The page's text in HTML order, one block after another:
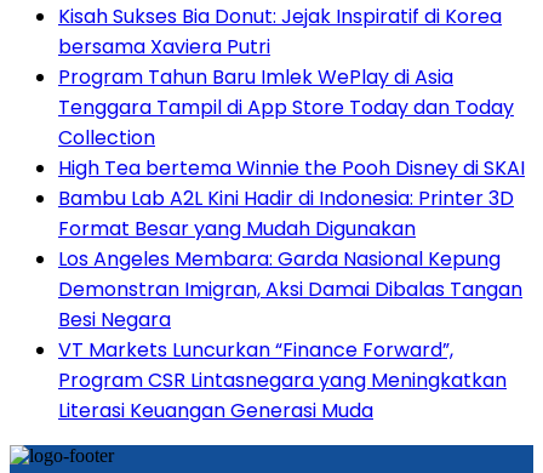
Kisah Sukses Bia Donut: Jejak Inspiratif di Korea
bersama Xaviera Putri
Program Tahun Baru Imlek WePlay di Asia
Tenggara Tampil di App Store Today dan Today
Collection
High Tea bertema Winnie the Pooh Disney di SKAI
Bambu Lab A2L Kini Hadir di Indonesia: Printer 3D
Format Besar yang Mudah Digunakan
Los Angeles Membara: Garda Nasional Kepung
Demonstran Imigran, Aksi Damai Dibalas Tangan
Besi Negara
VT Markets Luncurkan “Finance Forward”,
Program CSR Lintasnegara yang Meningkatkan
Literasi Keuangan Generasi Muda